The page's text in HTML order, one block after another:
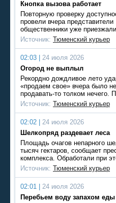
Кнопка вызова работает
Повторную проверку
провели вчера
общественники уже
Источник: Тюменский курьер
02:03 |
24 июля 2026
Огород не выплыл
Рекордно дождливое лето
«продаем свое» вчера было
продавать-то толком нечего.
Источник: Тюменский курьер
02:02 |
24 июля 2026
Шелкопряд раздевает леса
Площадь очагов непарного
тысяч гектаров, сообщает
комплекса. Обработали при
Источник: Тюменский курьер
02:01 |
24 июля 2026
Перебьем воду запахом еды